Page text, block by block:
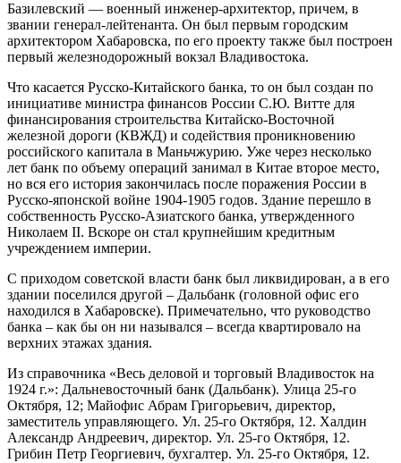
Базилевский — военный инженер-архитектор, причем, в
звании генерал-лейтенанта. Он был первым городским
архитектором Хабаровска, по его проекту также был построен
первый железнодорожный вокзал Владивостока.
Что касается Русско-Китайского банка, то он был создан по
инициативе министра финансов России С.Ю. Витте для
финансирования строительства Китайско-Восточной
железной дороги (КВЖД) и содействия проникновению
российского капитала в Маньчжурию. Уже через несколько
лет банк по объему операций занимал в Китае второе место,
но вся его история закончилась после поражения России в
Русско-японской войне 1904-1905 годов. Здание перешло в
собственность Русско-Азиатского банка, утвержденного
Николаем II. Вскоре он стал крупнейшим кредитным
учреждением империи.
С приходом советской власти банк был ликвидирован, а в его
здании поселился другой – Дальбанк (головной офис его
находился в Хабаровске). Примечательно, что руководство
банка – как бы он ни назывался – всегда квартировало на
верхних этажах здания.
Из справочника «Весь деловой и торговый Владивосток на
1924 г.»: Дальневосточный банк (Дальбанк). Улица 25-го
Октября, 12; Майофис Абрам Григорьевич, директор,
заместитель управляющего. Ул. 25-го Октября, 12. Халдин
Александр Андреевич, директор. Ул. 25-го Октября, 12.
Грибин Петр Георгиевич, бухгалтер. Ул. 25-го Октября, 12.